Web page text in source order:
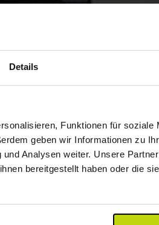
Details
Funktionen für soziale
geben wir Informationen zu
Analysen weiter. Unsere
bereitgestellt haben oder die